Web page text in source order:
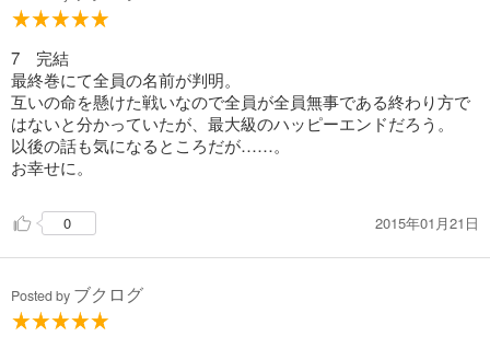
7 完結
最終巻にて全員の名前が判明。
互いの命を懸けた戦いなので全員が全員無事である終わり方で
はないと分かっていたが、最大級のハッピーエンドだろう。
以後の話も気になるところだが……。
お幸せに。
0 2015年01月21日
Posted by ブクログ